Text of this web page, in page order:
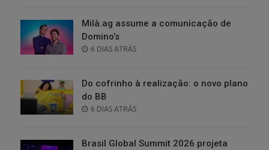
Milà.ag assume a comunicação de
Domino’s
POSTED
6 DIAS ATRÁS
Do cofrinho à realização: o novo plano
do BB
POSTED
6 DIAS ATRÁS
Brasil Global Summit 2026 projeta